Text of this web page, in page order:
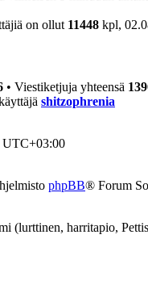
on ollut 11448 kpl,
• Viestiketjuja yhteensä
shitzophrenia
UTC+03:00
phpBB® Forum
(lurttinen, harritapio,